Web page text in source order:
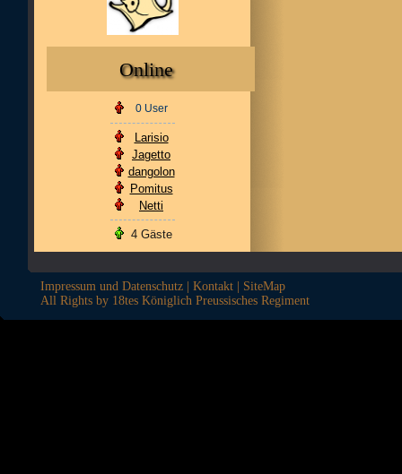
Online
0 User
Larisio
Jagetto
dangolon
Pomitus
Netti
4 Gäste
Impressum und Datenschutz Kontakt
SiteMap
All Rights by 18tes Königlich Preussisches Regiment